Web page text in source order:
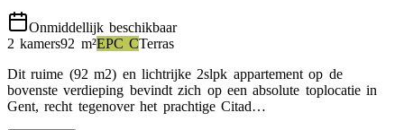
Onmiddellijk beschikbaar
2 kamers92 m²EPC CTerras
Dit ruime (92 m2) en lichtrijke 2slpk appartement op de
bovenste verdieping bevindt zich op een absolute toplocatie in
Gent, recht tegenover het prachtige Citad…